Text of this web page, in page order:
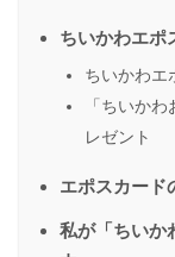
ちいかわエポ
ちいかわエ
「ちいか
レゼント
エポスカード
私が「ちいか